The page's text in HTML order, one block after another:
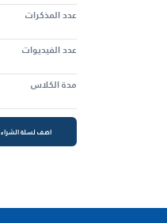
عدد المذكرات
عدد الفيديوات
مدة الكلاس
اضف لسلة الشراء